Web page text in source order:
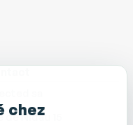
de Nidau 15
chez